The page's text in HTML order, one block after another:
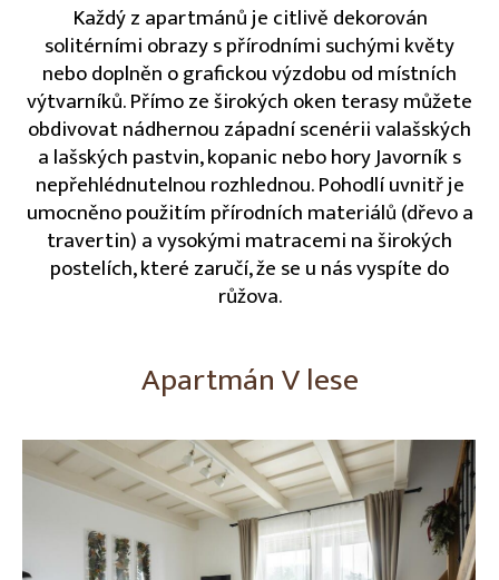
Každý z apartmánů je citlivě dekorován
solitérními obrazy s přírodními suchými květy
nebo doplněn o grafickou výzdobu od místních
výtvarníků. Přímo ze širokých oken terasy můžete
obdivovat nádhernou západní scenérii valašských
a lašských pastvin, kopanic nebo hory Javorník s
nepřehlédnutelnou rozhlednou. Pohodlí uvnitř je
umocněno použitím přírodních materiálů (dřevo a
travertin) a vysokými matracemi na širokých
postelích, které zaručí, že se u nás vyspíte do
růžova.
Apartmán V lese